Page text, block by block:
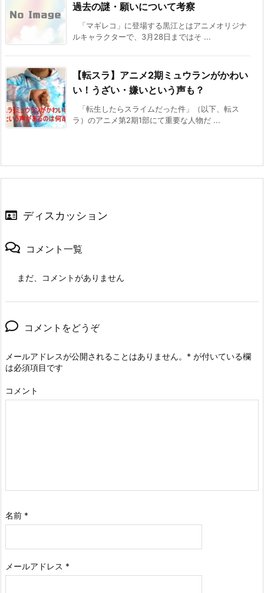
過去の謎・願いについて考察
「マギレコ」に登場する黒江とはアニメオリジナ
ルキャラクターで、3月28日まではそ ...
【転スラ】アニメ2期ミュウランがかわい
い！うざい・嫌いという声も？
「転生したらスライムだった件」（以下、転ス
ラ）のアニメ第2期1部にて重要な人物だ ...
ディスカッション
コメント一覧
まだ、コメントがありません
コメントをどうぞ
メールアドレスが公開されることはありません。 * が付いている欄
は必須項目です
コメント
名前 *
メールアドレス *